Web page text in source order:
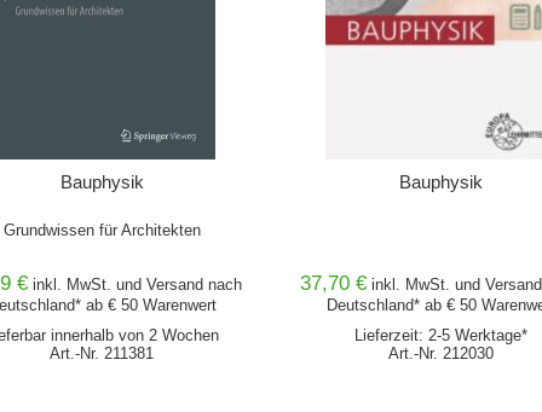
Bauphysik
Grundwissen für Architekten
€ inkl. MwSt. und Versand nach
ab € 50 Warenwert
innerhalb von 2 Wochen
Art.-Nr. 211381
Bauphysik
37,70 € inkl. MwSt. und Versand
Deutschland* ab € 50
Lieferzeit: 2-5 Werktage*
Art.-Nr. 212030